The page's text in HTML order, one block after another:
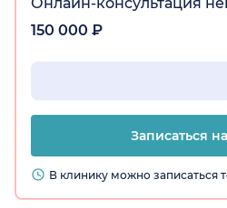
150 000 ₽
Записаться
В клинику можно записаться